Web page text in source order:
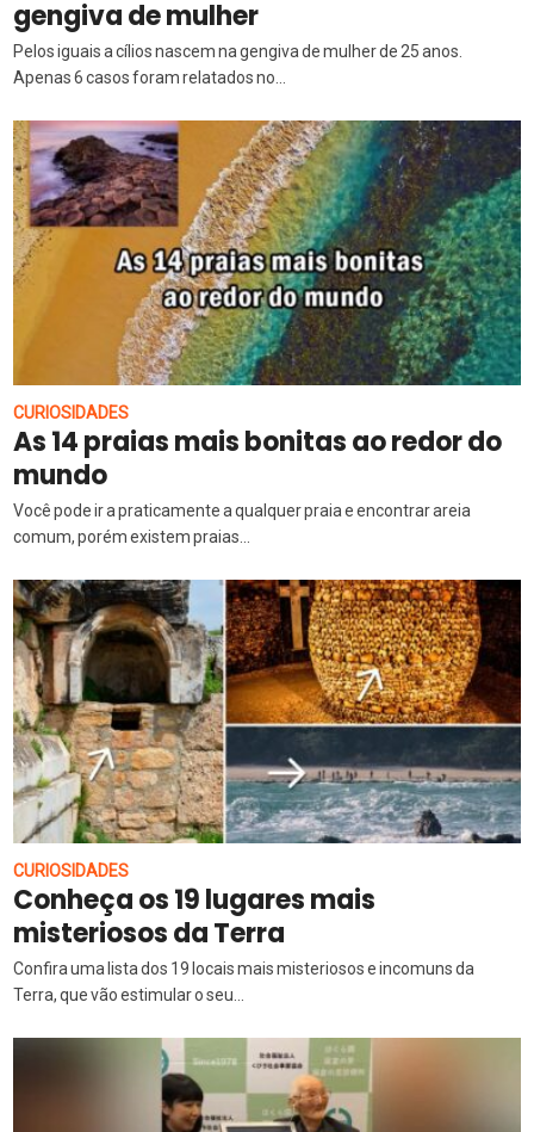
gengiva de mulher
Pelos iguais a cílios nascem na gengiva de mulher de 25 anos.
Apenas 6 casos foram relatados no...
CURIOSIDADES
As 14 praias mais bonitas ao redor do
mundo
Você pode ir a praticamente a qualquer praia e encontrar areia
comum, porém existem praias...
CURIOSIDADES
Conheça os 19 lugares mais
misteriosos da Terra
Confira uma lista dos 19 locais mais misteriosos e incomuns da
Terra, que vão estimular o seu...